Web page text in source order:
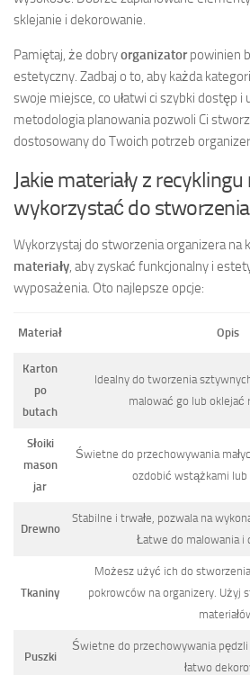
sklejanie i dekorowanie.
Pamiętaj, że dobryorganizatorpowinien
estetyczny. Zadbaj o to, aby każda
swoje miejsce, co ułatwi ci szybki dostęp
metodologia planowania pozwoli Ci
dostosowany do Twoich potrzeb
Jakie materiały z
wykorzystać do
Wykorzystaj do stworzenia organizera na
materiały , aby zyskać funkcjonalny i
wyposażenia. Oto najlepsze opcje:
Materiał Opis
Karton
po
butach
Idealny do tworzenia
malować go lub oklejać
Słoiki
mason
jar
Świetne do przechowywania
ozdobić wstążkami lub
Drewno
Stabilne i trwałe, pozwala na
Łatwe do malowania i
Tkaniny
Możesz użyć ich do
pokrowców na organizery. Użyj
Puszki
Świetne do przechowywania
łatwo